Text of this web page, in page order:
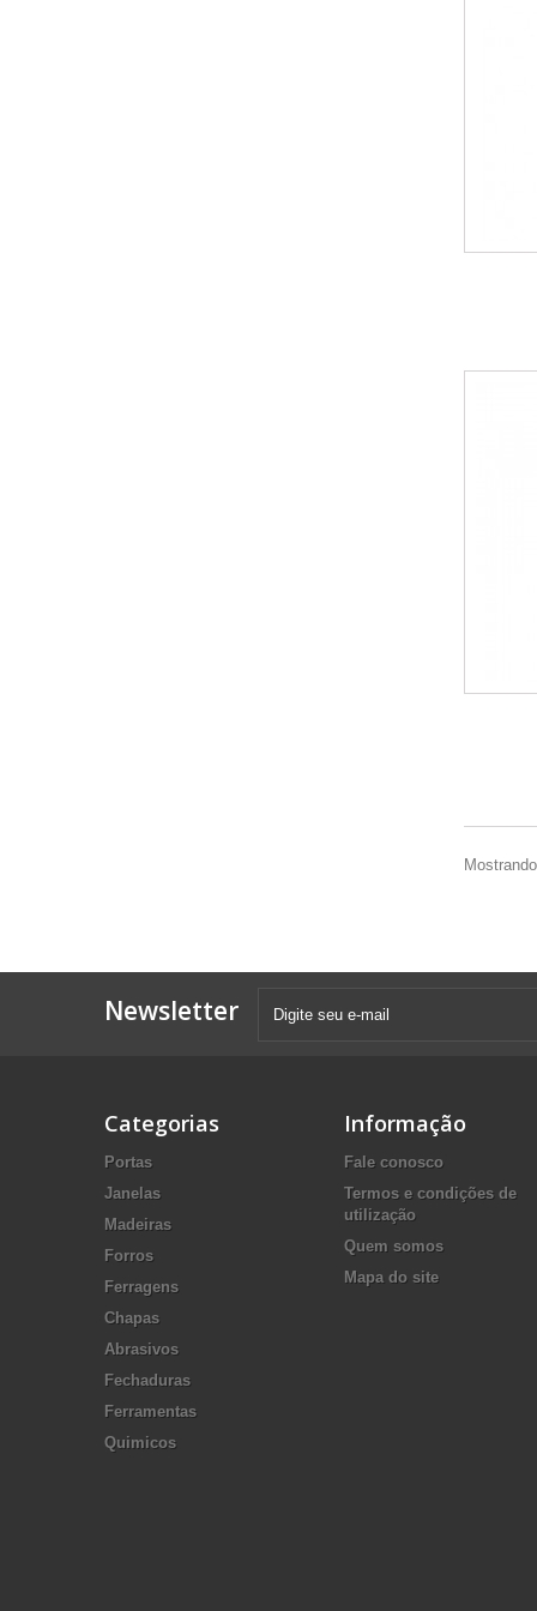
Newsletter
Categorias
Portas
Janelas
Madeiras
Forros
Ferragens
Chapas
Abrasivos
Fechaduras
Ferramentas
Quimicos
Informação
Fale conosco
Termos e condições de
utilização
Quem somos
Mapa do site